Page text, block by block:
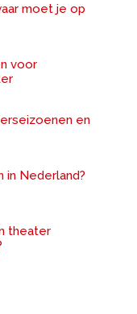
moet je op
voor
en
Nederland?
theater